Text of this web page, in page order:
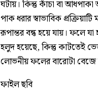
ঘটায়। কিন্তু কাঁচা বা
পাক ধরার স্বাভাবিক
রূপান্তর বন্ধ হয়ে যায়। ফলে
হলুদ হয়েছে, কিন্তু কাটতেই
লোভনীয় ফলের বারোটা বেজে
ফাইল ছবি